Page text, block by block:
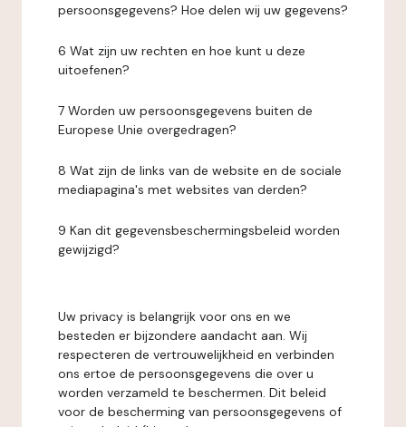
persoonsgegevens? Hoe delen wij uw gegevens?
6 Wat zijn uw rechten en hoe kunt u deze
uitoefenen?
7 Worden uw persoonsgegevens buiten de
Europese Unie overgedragen?
8 Wat zijn de links van de website en de sociale
mediapagina's met websites van derden?
9 Kan dit gegevensbeschermingsbeleid worden
gewijzigd?
Uw privacy is belangrijk voor ons en we
besteden er bijzondere aandacht aan. Wij
respecteren de vertrouwelijkheid en verbinden
ons ertoe de persoonsgegevens die over u
worden verzameld te beschermen. Dit beleid
voor de bescherming van persoonsgegevens of